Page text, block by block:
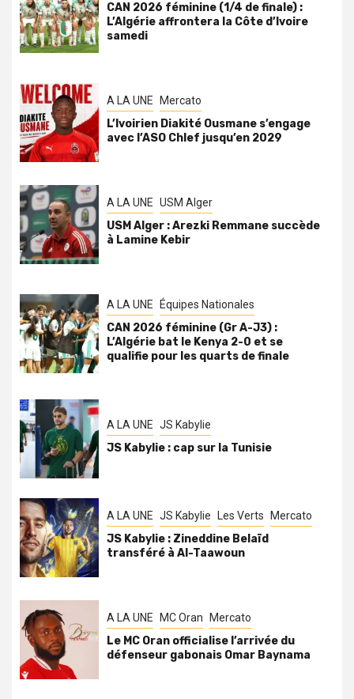
CAN 2026 féminine (1/4 de finale) :
L’Algérie affrontera la Côte d’Ivoire
samedi
A LA UNE Mercato
L’Ivoirien Diakité Ousmane s’engage
avec l’ASO Chlef jusqu’en 2029
A LA UNE USM Alger
USM Alger : Arezki Remmane succède
à Lamine Kebir
A LA UNE Équipes Nationales
CAN 2026 féminine (Gr A-J3) :
L’Algérie bat le Kenya 2-0 et se
qualifie pour les quarts de finale
A LA UNE JS Kabylie
JS Kabylie : cap sur la Tunisie
A LA UNE JS Kabylie Les Verts Mercato
JS Kabylie : Zineddine Belaïd
transféré à Al-Taawoun
A LA UNE MC Oran Mercato
Le MC Oran officialise l’arrivée du
défenseur gabonais Omar Baynama